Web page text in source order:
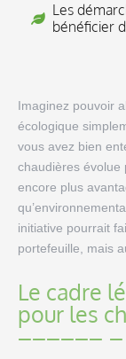
Les
bénéficier
Imaginez pouvoir
écologique
vous avez bien
chaudières évolue
encore plus
initiative pourrait
portefeuille, mais
Le cadre
pour les